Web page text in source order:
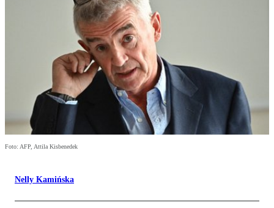
Foto: AFP, Attila Kisbenedek
Nelly Kamińska